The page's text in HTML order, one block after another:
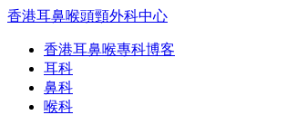
香港耳鼻喉頭頸外科中心
香港耳鼻喉專科博客
耳科
鼻科
喉科